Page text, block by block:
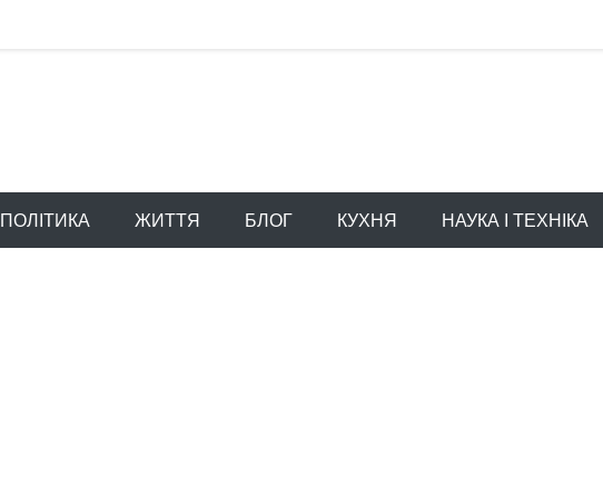
ПОЛІТИКА ЖИТТЯ БЛОГ КУХНЯ НАУКА І ТЕХНІКА